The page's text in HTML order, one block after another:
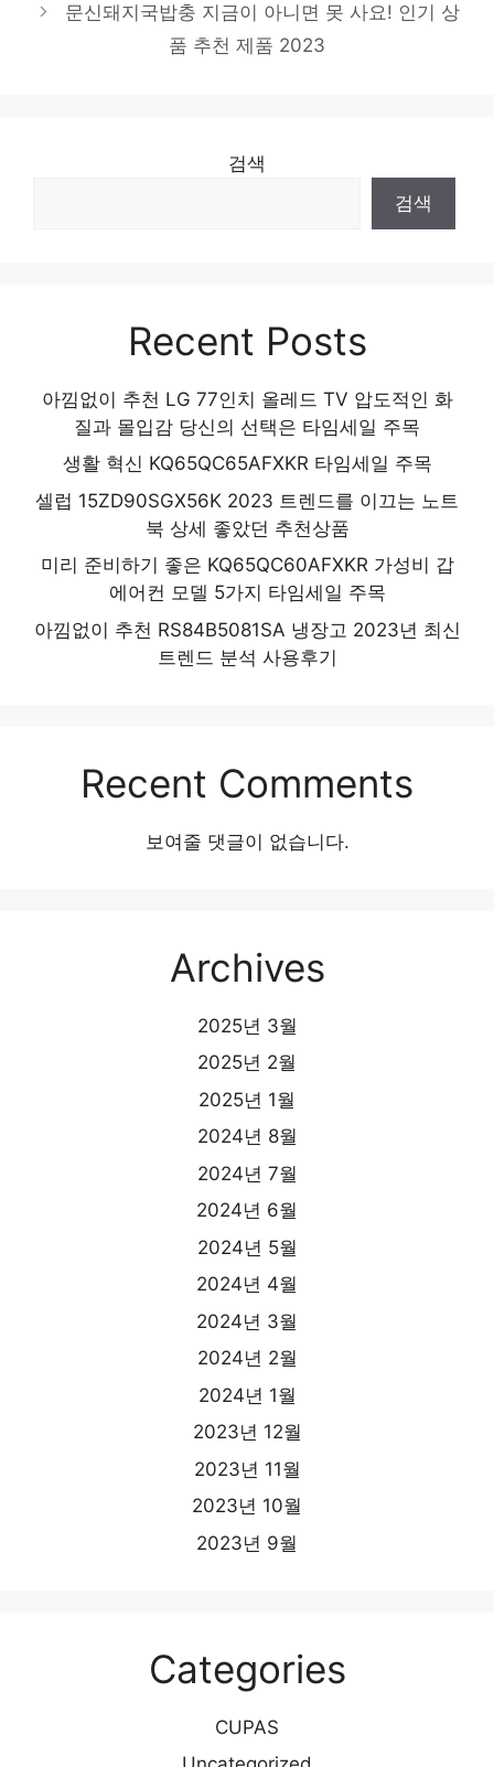
문신돼지국밥충 지금이 아니면 못 사요! 인기 상
품 추천 제품 2023
검색
검색
Recent Posts
아낌없이 추천 LG 77인치 올레드 TV 압도적인 화
질과 몰입감 당신의 선택은 타임세일 주목
생활 혁신 KQ65QC65AFXKR 타임세일 주목
셀럽 15ZD90SGX56K 2023 트렌드를 이끄는 노트
북 상세 좋았던 추천상품
미리 준비하기 좋은 KQ65QC60AFXKR 가성비 갑
에어컨 모델 5가지 타임세일 주목
아낌없이 추천 RS84B5081SA 냉장고 2023년 최신
트렌드 분석 사용후기
Recent Comments
보여줄 댓글이 없습니다.
Archives
2025년 3월
2025년 2월
2025년 1월
2024년 8월
2024년 7월
2024년 6월
2024년 5월
2024년 4월
2024년 3월
2024년 2월
2024년 1월
2023년 12월
2023년 11월
2023년 10월
2023년 9월
Categories
CUPAS